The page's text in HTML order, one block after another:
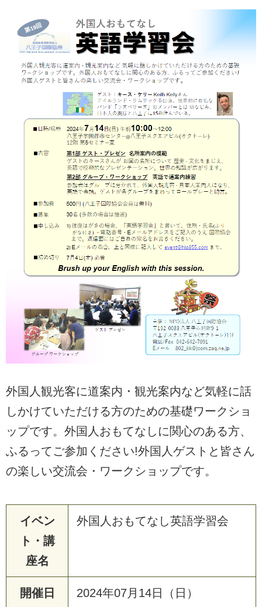
外国人観光客に道案内・観光案内など気軽に話
しかけていただける方のための基礎ワークショ
ップです。外国人おもてなしに関心のある方、
ふるってご参加ください!外国人ゲストと皆さん
の楽しい交流会・ワークショップです。
イベン
ト・講
座名
外国人おもてなし英語学習会
開催日 2024年07月14日（日）